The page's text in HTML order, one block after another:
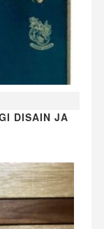
DISAIN JA